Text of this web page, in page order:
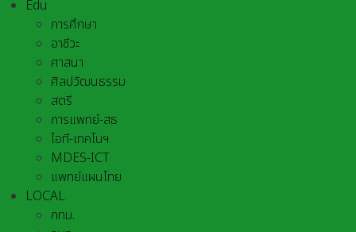
Edu
การศึกษา
อาชีวะ
ศาสนา
ศิลปวัฒนธรรม
สตรี
การแพทย์-สธ
ไอที-เทคโนฯ
MDES-ICT
แพทย์แผนไทย
LOCAL
กทม.